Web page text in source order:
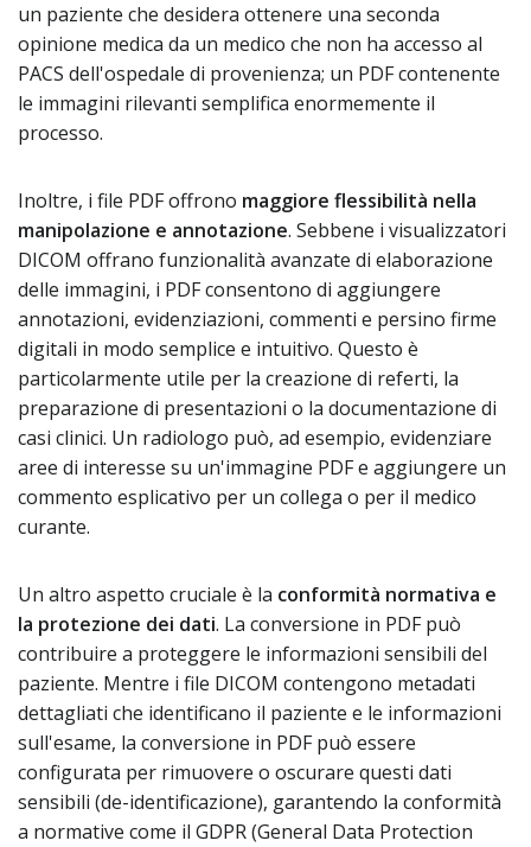
un paziente che desidera ottenere una seconda
opinione medica da un medico che non ha accesso al
PACS dell'ospedale di provenienza; un PDF contenente
le immagini rilevanti semplifica enormemente il
processo.
Inoltre, i file PDF offrono maggiore flessibilità nella
manipolazione e annotazione. Sebbene i visualizzatori
DICOM offrano funzionalità avanzate di elaborazione
delle immagini, i PDF consentono di aggiungere
annotazioni, evidenziazioni, commenti e persino firme
digitali in modo semplice e intuitivo. Questo è
particolarmente utile per la creazione di referti, la
preparazione di presentazioni o la documentazione di
casi clinici. Un radiologo può, ad esempio, evidenziare
aree di interesse su un'immagine PDF e aggiungere un
commento esplicativo per un collega o per il medico
curante.
Un altro aspetto cruciale è la conformità normativa e
la protezione dei dati. La conversione in PDF può
contribuire a proteggere le informazioni sensibili del
paziente. Mentre i file DICOM contengono metadati
dettagliati che identificano il paziente e le informazioni
sull'esame, la conversione in PDF può essere
configurata per rimuovere o oscurare questi dati
sensibili (de-identificazione), garantendo la conformità
a normative come il GDPR (General Data Protection